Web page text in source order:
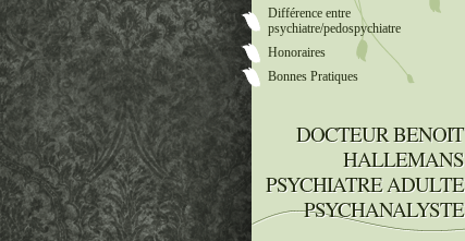
Différence entre
psychiatre/pedospychiatre
Honoraires
Bonnes Pratiques
DOCTEUR BENOIT
HALLEMANS
PSYCHIATRE ADULTE
PSYCHANALYSTE